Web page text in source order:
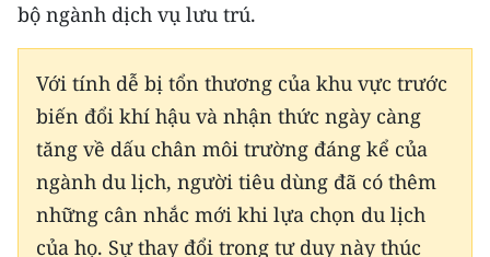
bộ ngành dịch vụ lưu trú.
Với tính dễ bị tổn thương của khu vực trước
biến đổi khí hậu và nhận thức ngày càng
tăng về dấu chân môi trường đáng kể của
ngành du lịch, người tiêu dùng đã có thêm
những cân nhắc mới khi lựa chọn du lịch
của họ. Sự thay đổi trong tư duy này thúc